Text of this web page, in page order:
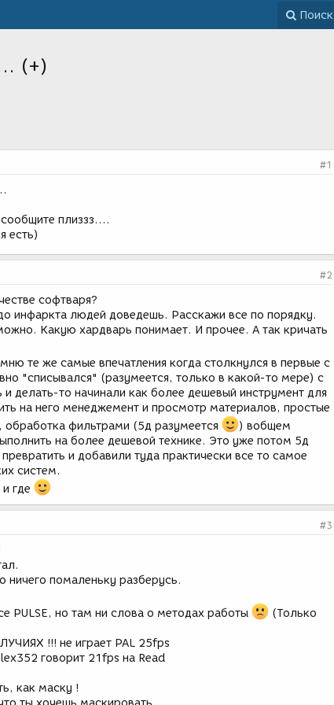
Поиск
(+)
#1
плиззз....
есть)
#2
софтваря?
инфаркта людей доведешь. Расскажи все по порядку.
Какую хардварь понимает. И прочее. А так кричать
те же самые впечатления когда столкнулся в первые с
"списывался" (разумеется, только в какой-то мере) с
делать-то начинали как более дешевый инструмент для
на него менеджемент и просмотр материалов, простые
фильтрами (5д разумеется
) вобщем
на более дешевой технике. Это уже потом 5д
и добавили туда практически все то самое
систем.
где
#3
ничего помаленьку разберусь.
PULSE, но там ни слова о методах работы
(Только
!!! не играет PAL 25fps
говорит 21fps на Read
как маску !